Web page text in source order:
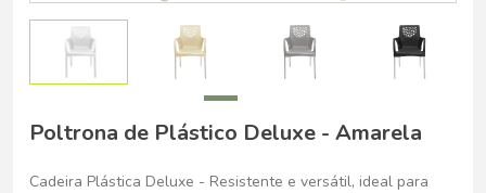
Poltrona de Plástico Deluxe - Amarela
Cadeira Plástica Deluxe - Resistente e versátil, ideal para